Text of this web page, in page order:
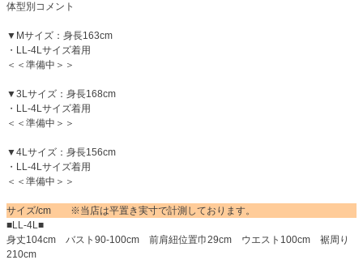
体型別コメント
▼Mサイズ：身長163cm
・LL-4Lサイズ着用
＜＜準備中＞＞
▼3Lサイズ：身長168cm
・LL-4Lサイズ着用
＜＜準備中＞＞
▼4Lサイズ：身長156cm
・LL-4Lサイズ着用
＜＜準備中＞＞
サイズ/cm ※当店は平置き実寸で計測しております。
■LL-4L■
身丈104cm バスト90-100cm 前肩紐位置巾29cm ウエスト100cm 裾周り
210cm